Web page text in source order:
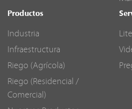
Productos
Industria
Infraestructura
Riego (Agrícola)
Riego (Residencial /
Comercial)